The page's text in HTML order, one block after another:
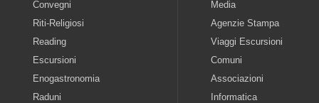
Convegni
Riti-Religiosi
Reading
Escursioni
Enogastronomia
Raduni
Media
Agenzie Stampa
Viaggi Escursioni
Comuni
Associazioni
Informatica